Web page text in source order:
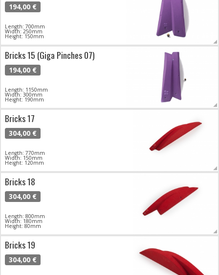
194,00 €
Length: 700mm
Width: 250mm
Height: 150mm
Bricks 15 (Giga Pinches 07)
194,00 €
Length: 1150mm
Width: 300mm
Height: 190mm
Bricks 17
304,00 €
Length: 770mm
Width: 150mm
Height: 120mm
Bricks 18
304,00 €
Length: 800mm
Width: 180mm
Height: 80mm
Bricks 19
304,00 €